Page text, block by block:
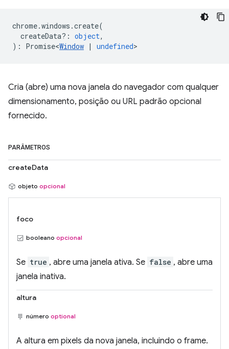
chrome.windows .create(
createData? : object,
) : Promise<Window | undefined>
Cria (abre) uma nova janela do navegador com qualquer
dimensionamento, posição ou URL padrão opcional
fornecido.
PARÂMETROS
createData
objeto opcional
foco
booleano opcional
Se true , abre uma janela ativa. Se false , abre uma
janela inativa.
altura
número optional
A altura em pixels da nova janela, incluindo o frame.